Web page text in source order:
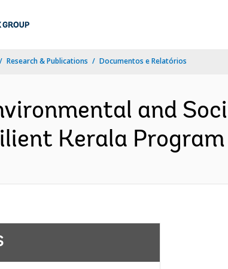
Research & Publications Documentos e Relatórios
and
Kerala